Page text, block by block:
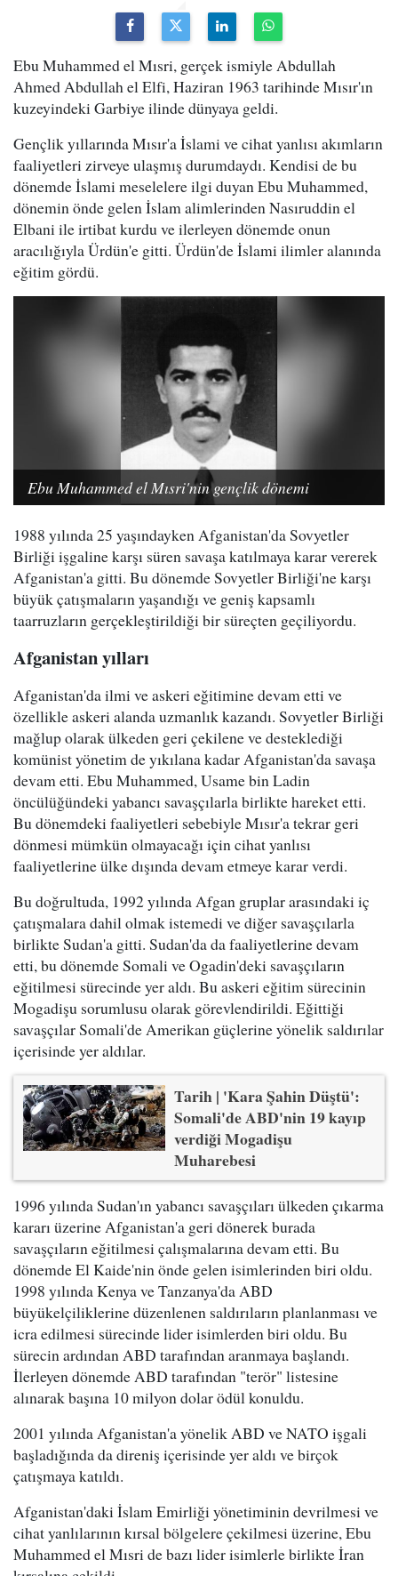
Ebu Muhammed el Mısri, gerçek ismiyle Abdullah
Ahmed Abdullah el Elfi, Haziran 1963 tarihinde Mısır'ın
kuzeyindeki Garbiye ilinde dünyaya geldi.
Gençlik yıllarında Mısır'a İslami ve cihat yanlısı akımların
faaliyetleri zirveye ulaşmış durumdaydı. Kendisi de bu
dönemde İslami meselelere ilgi duyan Ebu Muhammed,
dönemin önde gelen İslam alimlerinden Nasıruddin el
Elbani ile irtibat kurdu ve ilerleyen dönemde onun
aracılığıyla Ürdün'e gitti. Ürdün'de İslami ilimler alanında
eğitim gördü.
Ebu Muhammed el Mısri'nin gençlik dönemi
1988 yılında 25 yaşındayken Afganistan'da Sovyetler
Birliği işgaline karşı süren savaşa katılmaya karar vererek
Afganistan'a gitti. Bu dönemde Sovyetler Birliği'ne karşı
büyük çatışmaların yaşandığı ve geniş kapsamlı
taarruzların gerçekleştirildiği bir süreçten geçiliyordu.
Afganistan yılları
Afganistan'da ilmi ve askeri eğitimine devam etti ve
özellikle askeri alanda uzmanlık kazandı. Sovyetler Birliği
mağlup olarak ülkeden geri çekilene ve desteklediği
komünist yönetim de yıkılana kadar Afganistan'da savaşa
devam etti. Ebu Muhammed, Usame bin Ladin
öncülüğündeki yabancı savaşçılarla birlikte hareket etti.
Bu dönemdeki faaliyetleri sebebiyle Mısır'a tekrar geri
dönmesi mümkün olmayacağı için cihat yanlısı
faaliyetlerine ülke dışında devam etmeye karar verdi.
Bu doğrultuda, 1992 yılında Afgan gruplar arasındaki iç
çatışmalara dahil olmak istemedi ve diğer savaşçılarla
birlikte Sudan'a gitti. Sudan'da da faaliyetlerine devam
etti, bu dönemde Somali ve Ogadin'deki savaşçıların
eğitilmesi sürecinde yer aldı. Bu askeri eğitim sürecinin
Mogadişu sorumlusu olarak görevlendirildi. Eğittiği
savaşçılar Somali'de Amerikan güçlerine yönelik saldırılar
içerisinde yer aldılar.
Tarih | 'Kara Şahin Düştü':
Somali'de ABD'nin 19 kayıp
verdiği Mogadişu
Muharebesi
1996 yılında Sudan'ın yabancı savaşçıları ülkeden çıkarma
kararı üzerine Afganistan'a geri dönerek burada
savaşçıların eğitilmesi çalışmalarına devam etti. Bu
dönemde El Kaide'nin önde gelen isimlerinden biri oldu.
1998 yılında Kenya ve Tanzanya'da ABD
büyükelçiliklerine düzenlenen saldırıların planlanması ve
icra edilmesi sürecinde lider isimlerden biri oldu. Bu
sürecin ardından ABD tarafından aranmaya başlandı.
İlerleyen dönemde ABD tarafından "terör" listesine
alınarak başına 10 milyon dolar ödül konuldu.
2001 yılında Afganistan'a yönelik ABD ve NATO işgali
başladığında da direniş içerisinde yer aldı ve birçok
çatışmaya katıldı.
Afganistan'daki İslam Emirliği yönetiminin devrilmesi ve
cihat yanlılarının kırsal bölgelere çekilmesi üzerine, Ebu
Muhammed el Mısri de bazı lider isimlerle birlikte İran